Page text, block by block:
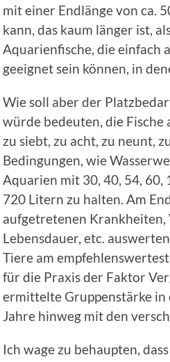
mit einer Endlänge von ca.
kann, das kaum länger ist,
Aquarienfische, die einfach
geeignet sein können, in
Wie soll aber der
würde bedeuten, die Fische
zu siebt, zu acht, zu neunt,
Bedingungen, wie
Aquarien mit 30, 40, 54, 60,
720 Litern zu halten. Am
aufgetretenen
Lebensdauer, etc.
Tiere am
für die Praxis der Faktor
ermittelte Gruppenstärke
Jahre hinweg mit den
Ich wage zu behaupten,